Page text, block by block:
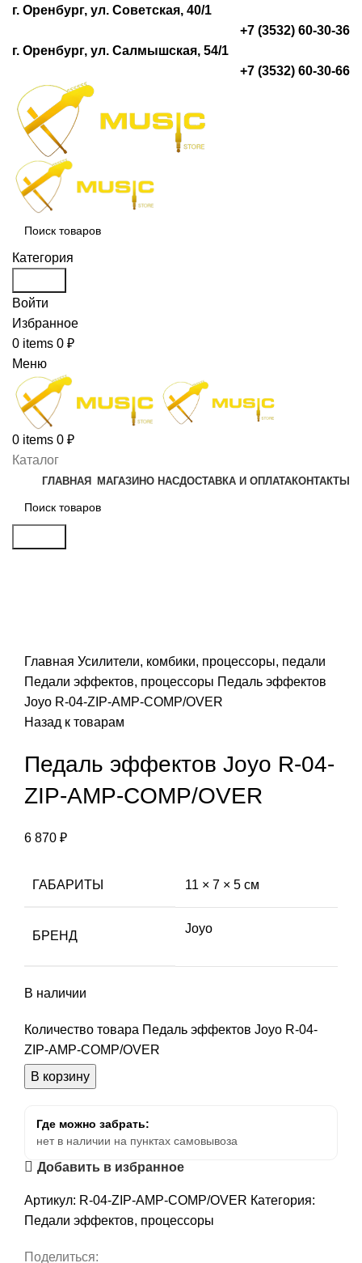
г. Оренбург, ул. Советская, 40/1
+7 (3532) 60-30-36
г. Оренбург, ул. Салмышская, 54/1
+7 (3532) 60-30-66
Категория
Войти
Избранное
0 items 0 ₽
Меню
0 items 0 ₽
Каталог
ГЛАВНАЯ МАГАЗИНО НАСДОСТАВКА И ОПЛАТАКОНТАКТЫ
Главная Усилители, комбики, процессоры, педали
Педали эффектов, процессоры Педаль эффектов
Joyo R-04-ZIP-AMP-COMP/OVER
Назад к товарам
Педаль эффектов Joyo R-04-
ZIP-AMP-COMP/OVER
6 870 ₽
ГАБАРИТЫ 11 × 7 × 5 см
БРЕНД
Joyo
В наличии
Количество товара Педаль эффектов Joyo R-04-
ZIP-AMP-COMP/OVER
В корзину
Где можно забрать:
нет в наличии на пунктах самовывоза
Добавить в избранное
Артикул: R-04-ZIP-AMP-COMP/OVER Категория:
Педали эффектов, процессоры
Поделиться: